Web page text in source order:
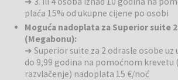
svježe istisnute sokove i lagane zalogaje.
Wellness: Za potpuni doživljaj opuštanja!
otvara prostor za potpunu regeneraciju i
oslobađa od svakodnevne napetosti, a turska
olakšava disanje. Masaže vraćaju energiju i
plaća 15% od ukupne cijene po osobi
Moguća nadoplata za Superior suite
(Megabonu):
➜ Superior suite za 2 odrasle osobe uz
do 9,99 godina na pomoćnom krevetu
razvlačenje) nadoplata 15 €/noć